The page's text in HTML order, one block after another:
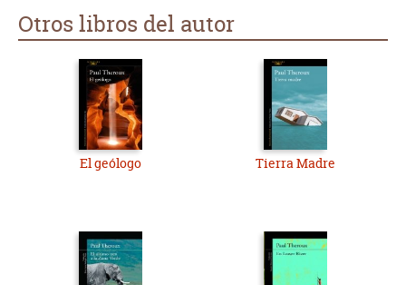
Otros libros del autor
El geólogo Tierra Madre